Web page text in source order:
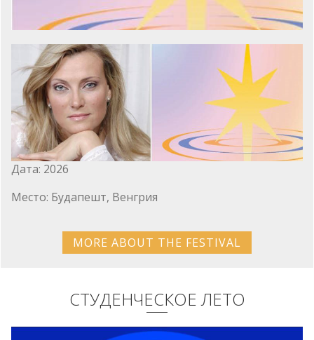
Дата: 2026
Место: Будапешт, Венгрия
MORE ABOUT THE FESTIVAL
СТУДЕНЧЕСКОЕ ЛЕТО